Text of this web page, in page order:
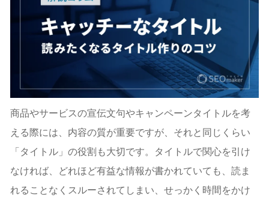
商品やサービスの宣伝文句やキャンペーンタイトルを考
える際には、内容の質が重要ですが、それと同じくらい
「タイトル」の役割も大切です。タイトルで関心を引け
なければ、どれほど有益な情報が書かれていても、読ま
れることなくスルーされてしまい、せっかく時間をかけ